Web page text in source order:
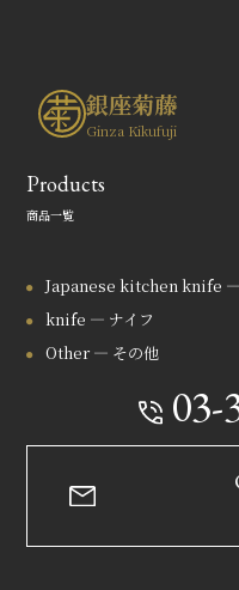
銀座菊藤
Ginza Kikufuji
Products
商品一覧
Japanese kitchen knife
knife — ナイフ
Other — その他
03-